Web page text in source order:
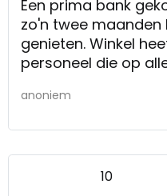
Een prima bank
zo'n twee maanden
genieten. Winkel heeft klantvriendelijk
personeel die op
meubelen nodig
anoniem
10